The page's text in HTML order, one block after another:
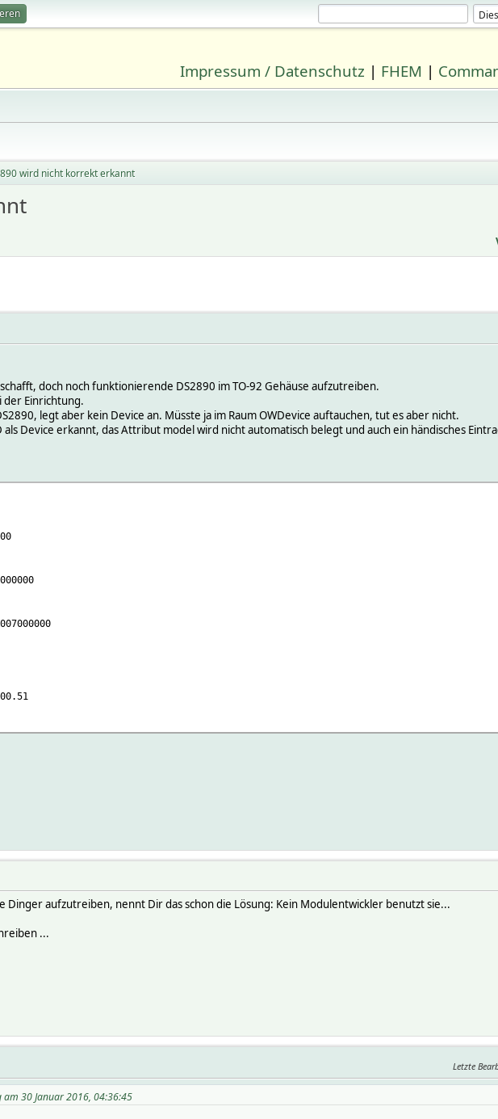
Impressum / Datenschutz | FHEM |
wird nicht korrekt erkannt
doch noch funktionierende DS2890 im TO-92 Gehäuse aufzutreiben.
der Einrichtung.
legt aber kein Device an. Müsste ja im Raum OWDevice auftauchen, tut es aber nicht.
als Device erkannt, das Attribut model wird nicht automatisch belegt und auch ein händisches
state Initialized
Dinger aufzutreiben, nennt Dir das schon die Lösung: Kein Modulentwickler benutzt sie...
...
Letzte
am 30 Januar 2016, 04:36:45